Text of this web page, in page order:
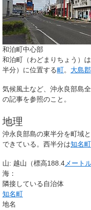
和泊町中心部
和泊町 （わどまりちょう）は
半分）に位置する町。 大島郡
気候風土など、沖永良部島
の記事を参照のこと。
地理
沖永良部島の東半分を町域
できている。西半分は知名町
山: 越山（標高188.4メート
海：
隣接している自治体
知名町
地名